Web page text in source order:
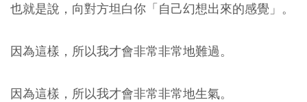
也就是說，向對方坦白你「自己幻想出來的感覺」。
因為這樣，所以我才會非常非常地難過。
因為這樣，所以我才會非常非常地生氣。